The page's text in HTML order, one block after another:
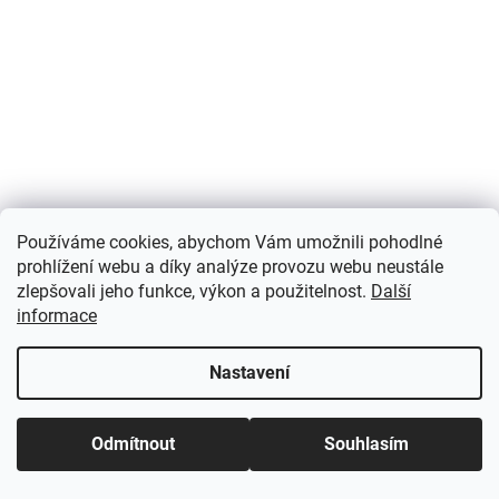
Používáme cookies, abychom Vám umožnili pohodlné
prohlížení webu a díky analýze provozu webu neustále
zlepšovali jeho funkce, výkon a použitelnost. Další
informace
Nastavení
Odmítnout Souhlasím